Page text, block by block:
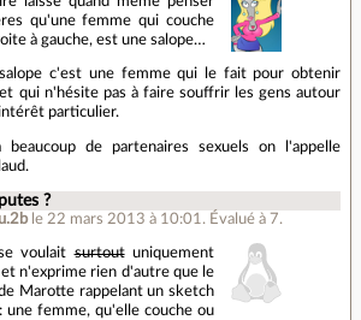
qu'une femme qui couche
à gauche, est une salope…
c'est une femme qui le fait pour obtenir
qui n'hésite pas à faire souffrir les gens autour
particulier.
de partenaires sexuels on l'appelle
?
le 22 mars 2013 à 10:01 . Évalué à 7.
voulaitsurtoutuniquement
n'exprime rien d'autre que le
Marotte rappelant un sketch
une femme, qu'elle couche ou